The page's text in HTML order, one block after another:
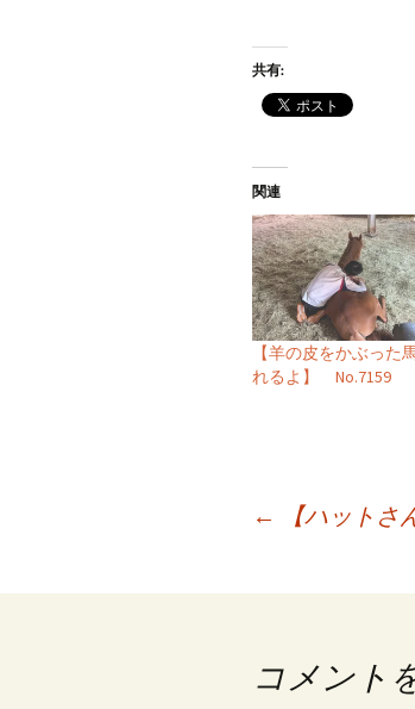
共有:
関連
【羊の皮をかぶった
れるよ】 No.7159
←
【ハットさ
コメント